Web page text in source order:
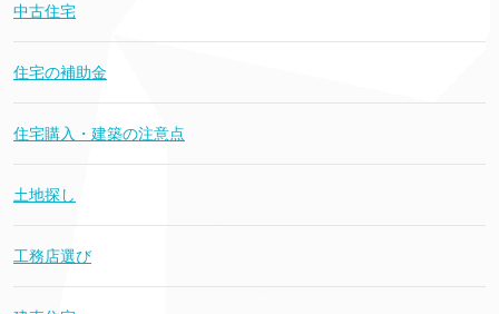
中古住宅
住宅の補助金
住宅購入・建築の注意点
土地探し
工務店選び